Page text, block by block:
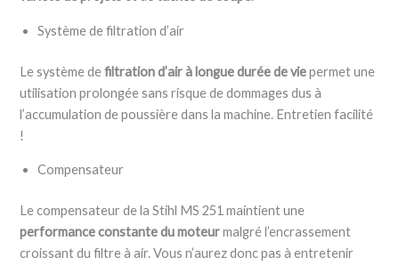
Système de filtration d’air
Le système defiltration d’air à longue durée de viepermet une
utilisation prolongée sans risque de dommages dus à
l’accumulation de poussière dans la machine. Entretien facilité
!
Compensateur
Le compensateur de la Stihl MS 251 maintient une
performance constante du moteurmalgré l’encrassement
croissant du filtre à air. Vous n’aurez donc pas à entretenir